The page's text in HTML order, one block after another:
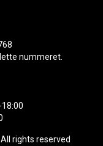
nummeret.
rights reserved